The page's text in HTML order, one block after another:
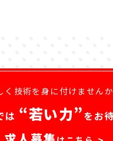
く技術を身に付けません
は “若い力”をお